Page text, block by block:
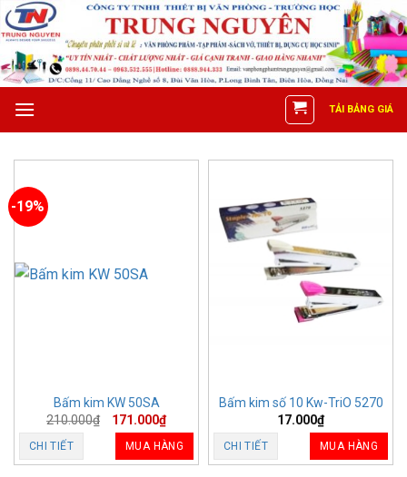
Skip
to
content
TẢI BẢNG GIÁ
-19%
Bấm kim KW 50SA
210.000₫ 171.000₫
CHI TIẾT MUA HÀNG
Bấm kim số 10 Kw-TriO 5270
17.000₫
CHI TIẾT MUA HÀNG